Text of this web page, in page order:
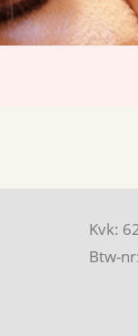
Kvk:
Btw-